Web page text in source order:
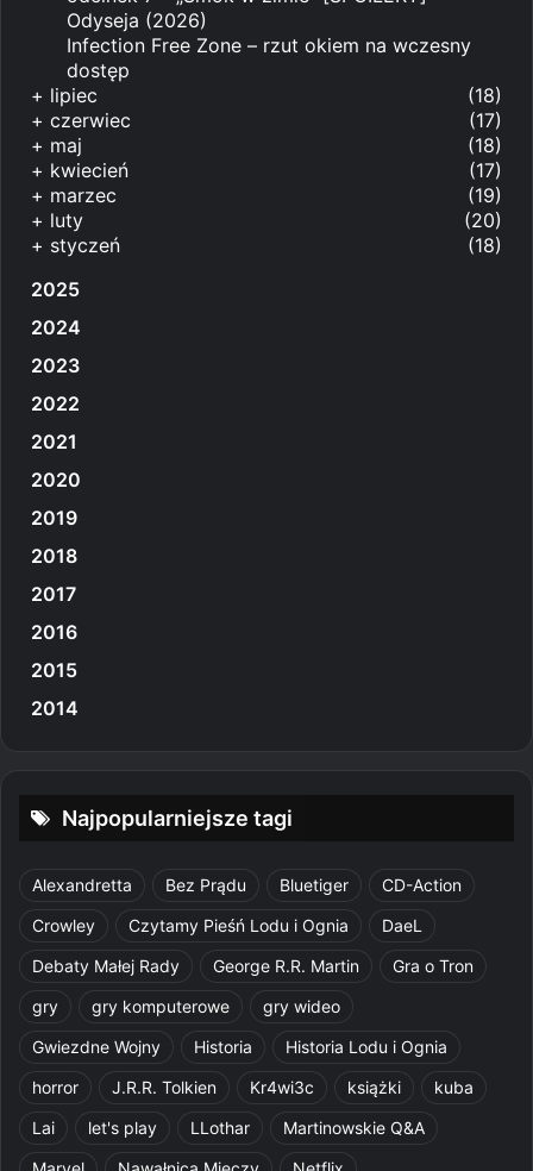
Odyseja (2026)
Infection Free Zone – rzut okiem na wczesny
dostęp
+ lipiec
(18)
+ czerwiec
(17)
+ maj
(18)
+ kwiecień
(17)
+ marzec
(19)
+ luty
(20)
+ styczeń
(18)
2025
2024
2023
2022
2021
2020
2019
2018
2017
2016
2015
2014
Najpopularniejsze tagi
Alexandretta Bez Prądu Bluetiger
CD-Action
Crowley
Czytamy Pieśń Lodu i Ognia
DaeL
Debaty Małej Rady
George R.R. Martin
Gra o Tron
gry
gry komputerowe
gry wideo
Gwiezdne Wojny
Historia
Historia Lodu i Ognia
horror
J.R.R. Tolkien Kr4wi3c książki
kuba
Lai
let's play LLothar
Martinowskie Q&A